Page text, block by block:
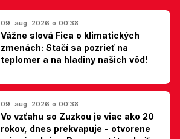
09. aug. 2026 o 00:38
Vážne slová Fica o klimatických
zmenách: Stačí sa pozrieť na
teplomer a na hladiny našich vôd!
09. aug. 2026 o 00:38
Vo vzťahu so Zuzkou je viac ako 20
rokov, dnes prekvapuje - otvorene